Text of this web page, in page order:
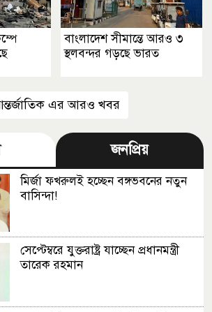
বাংলাদেশ সীমান্তে আরও ৩
স্থলবন্দর গড়ছে ভারত
এর আরও খবর
জনপ্রিয়
মির্জা ফখরুলই হচ্ছেন বঙ্গভবনের নতুন
বাসিন্দা!
সেপ্টেম্বরে যুক্তরাষ্ট্র যাচ্ছেন প্রধানমন্ত্রী
তারেক রহমান